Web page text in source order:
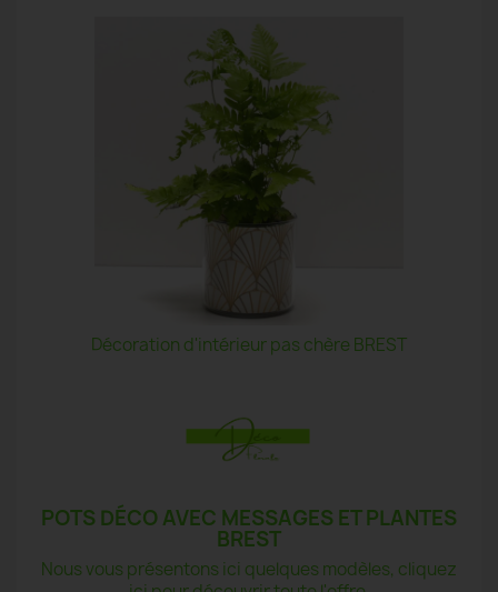
Décoration d'intérieur pas chère BREST
POTS DÉCO AVEC MESSAGES ET PLANTES
BREST
Nous vous présentons ici quelques modèles, cliquez